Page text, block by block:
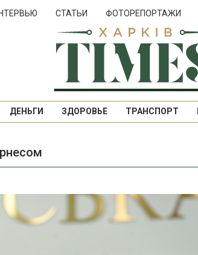
СТАТЬИ ФОТОРЕПОРТАЖИ
ДЕНЬГИ ЗДОРОВЬЕ ТРАНСПОРТ